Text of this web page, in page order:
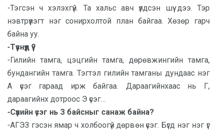
-Тэгсэн ч хэлэхгүй. Та хальс авч үлдсэн шүү дээ. Тэр
нэвтрүүлэгт нэг сонирхолтой план байгаа. Хөзөр гарч
байна уу.
-Түүзнүүд үү?
-Гилийн тамга, цэцгийн тамга, дөрөвжингийн тамга,
бундангийн тамга. Тэгтэл гилийн тамганы дундаас нэг
А үсэг гараад ирж байгаа. Дараагийнхаас нь Г,
дараагийнх дотроос Э үсэг…
-Сүүлийн үсэг нь З байсныг санаж байна?
-АГЭЗ гэсэн ямар ч холбоогүй дөрвөн үсэг. Бүгд нэг нэг үг